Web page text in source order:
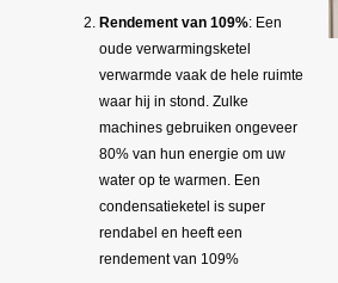
Rendement van 109%: Een
oude verwarmingsketel
verwarmde vaak de hele ruimte
waar hij in stond. Zulke
machines gebruiken ongeveer
80% van hun energie om uw
water op te warmen. Een
condensatieketel is super
rendabel en heeft een
rendement van 109%